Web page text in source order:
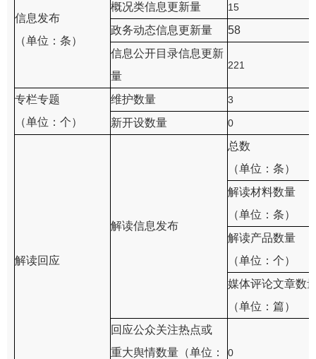
信息发布
（单位：条）
概况类信息更新量
15
政务动态信息更新量
58
信息公开目录信息更新
量
221
专栏专题
（单位：个）
维护数量 3
新开设数量 0
解读回应
解读信息发布
总数
（单位：条）
解读材料数量
（单位：条）
解读产品数量
（单位：个）
媒体评论文章数
（单位：篇）
回应公众关注热点或
重大舆情数量（单位：
0